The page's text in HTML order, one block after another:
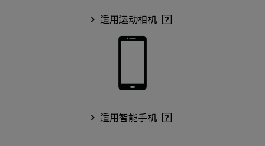
适用运动相机
适用智能手机